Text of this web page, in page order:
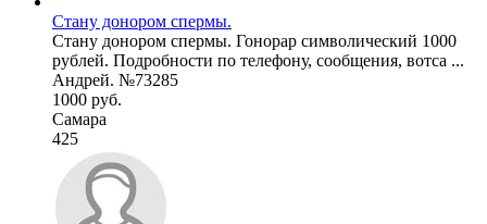
Стану донором спермы.
Стану донором спермы. Гонорар символический 1000
рублей. Подробности по телефону, сообщения, вотса ...
Андрей. №73285
1000 руб.
Самара
425